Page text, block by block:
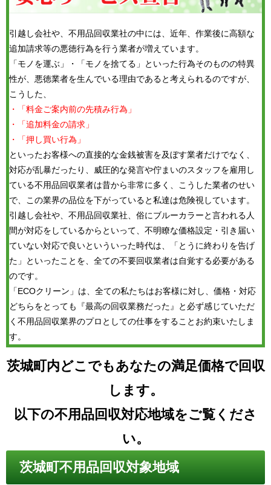
引越し会社や、不用品回収業社の中には、近年、作業後に高額な
追加請求等の悪徳行為を行う業者が増えています。
「モノを運ぶ」・「モノを捨てる」といった行為そのものの特異
性が、悪徳業者を生んでいる理由であると考えられるのですが、
こうした、
・「料金ご案内前の先積み行為」
・「追加料金の請求」
・「押し買い行為」
といったお客様への直接的な金銭被害を及ぼす業者だけでなく、
対応が乱暴だったり、威圧的な発言や佇まいのスタッフを雇用し
ている不用品回収業者は昔から非常に多く、こうした業者のせい
で、この業界の品位を下がっていると私達は危険視しています。
引越し会社や、不用品回収業社、俗にブルーカラーと言われる人
間が対応をしているからといって、不明瞭な価格設定・引き届い
ていない対応で良いといういった時代は、「とうに終わりを告げ
た」といったことを、全ての不要回収業者は自覚する必要がある
のです。
「ECOクリーン」は、全ての私たちはお客様に対し、価格・対応
どちらをとっても『最高の回収業務だった』と必ず感じていただ
く不用品回収業界のプロとしての仕事をすることお約束いたしま
す。
茨城町内どこでもあなたの満足価格で回収
します。
以下の不用品回収対応地域をご覧くださ
い。
茨城町不用品回収対象地域